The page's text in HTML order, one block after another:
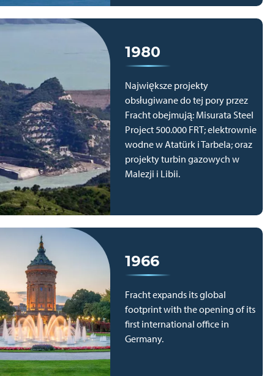
1980
Największe projekty
obsługiwane do tej pory przez
Fracht obejmują: Misurata Steel
Project 500.000 FRT; elektrownie
wodne w Atatürk i Tarbela; oraz
projekty turbin gazowych w
Malezji i Libii.
1966
Fracht expands its global
footprint with the opening of its
first international office in
Germany.